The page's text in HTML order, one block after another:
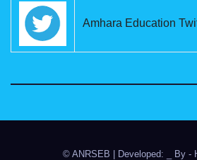
Amhara Education
© ANRSEB Developed: _ By -